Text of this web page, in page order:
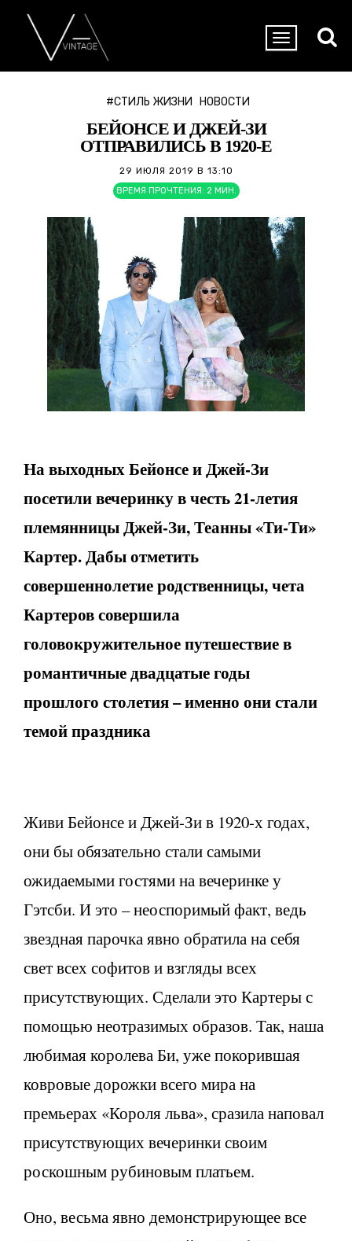
#СТИЛЬ ЖИЗНИ НОВОСТИ
БЕЙОНСЕ И ДЖЕЙ-ЗИ
ОТПРАВИЛИСЬ В 1920-Е
29 ИЮЛЯ 2019 В 13:10
ВРЕМЯ ПРОЧТЕНИЯ: 2 МИН.
На выходных Бейонсе и Джей-Зи
посетили вечеринку в честь 21-летия
племянницы Джей-Зи, Теанны «Ти-Ти»
Картер. Дабы отметить
совершеннолетие родственницы, чета
Картеров совершила
головокружительное путешествие в
романтичные двадцатые годы
прошлого столетия – именно они стали
темой праздника
Живи Бейонсе и Джей-Зи в 1920-х годах,
они бы обязательно стали самыми
ожидаемыми гостями на вечеринке у
Гэтсби. И это – неоспоримый факт, ведь
звездная парочка явно обратила на себя
свет всех софитов и взгляды всех
присутствующих. Сделали это Картеры с
помощью неотразимых образов. Так, наша
любимая королева Би, уже покорившая
ковровые дорожки всего мира на
премьерах «Короля льва», сразила наповал
присутствующих вечеринки своим
роскошным рубиновым платьем.
Оно, весьма явно демонстрирующее все